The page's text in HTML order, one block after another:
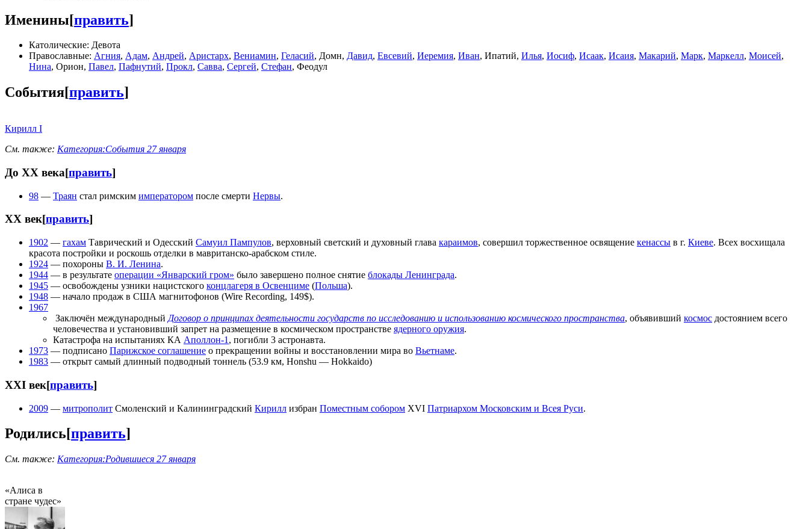
Именины[править]
Католические: Девота
Православные: Агния, Адам, Андрей, Аристарх, Вениамин, Геласий, Домн, Давид, Евсевий, Иеремия, Иван, Ипатий, Илья, Иосиф, Исаак, Исаия, Макарий, Марк, Маркелл, Моисей,
Нина, Орион, Павел, Пафнутий, Прокл, Савва, Сергей, Стефан, Феодул
События[править]
Кирилл I
См. также: Категория:События 27 января
До XX века[править]
98 — Траян стал римским императором после смерти Нервы.
XX век[править]
1902 — гахам Таврический и Одесский Самуил Пампулов, верховный светский и духовный глава караимов, совершил торжественное освящение кенассы в г. Киеве. Всех восхищала
красота постройки и роскошь отделки в мавританско-арабском стиле.
1924 — похороны В. И. Ленина.
1944 — в результате операции «Январский гром» было завершено полное снятие блокады Ленинграда.
1945 — освобождены узники нацистского концлагеря в Освенциме (Польша).
1948 — начало продаж в США магнитофонов (Wire Recording, 149$).
1967
Заключён международный Договор о принципах деятельности государств по исследованию и использованию космического пространства, объявивший космос достоянием всего
человечества и установивший запрет на размещение в космическом пространстве ядерного оружия.
Катастрофа на испытаниях КА Аполлон-1 , погибли 3 астронавта.
1973 — подписано Парижское соглашение о прекращении войны и восстановлении мира во Вьетнаме.
1983 — открыт самый длинный подводный тоннель (53.9 км, Honshu — Hokkaido)
XXI век[править]
2009 — митрополит Смоленский и Калининградский Кирилл избран Поместным собором XVI Патриархом Московским и Всея Руси.
Родились[править]
См. также: Категория:Родившиеся 27 января
«Алиса в
стране чудес»